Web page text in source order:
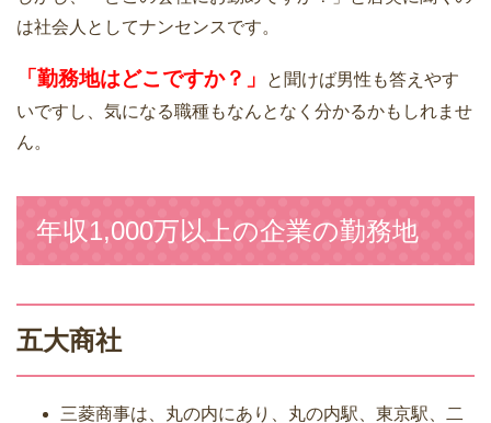
は社会人としてナンセンスです。
「勤務地はどこですか？」
と聞けば男性も答えやす
いですし、気になる職種もなんとなく分かるかもしれませ
ん。
年収1,000万以上の企業の勤務地
五大商社
三菱商事は、丸の内にあり、丸の内駅、東京駅、二